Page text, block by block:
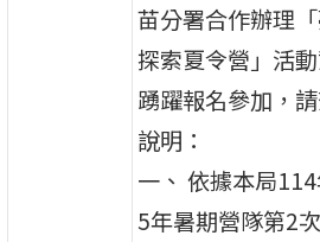
苗分署合作辦理
探索夏令營」活
踴躍報名參加，請
說明：
一、 依據本局
5年暑期營隊第2